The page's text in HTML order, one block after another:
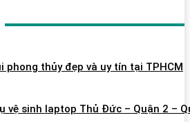
phong thủy đẹp và uy tín tại TPHCM
vệ sinh laptop Thủ Đức – Quận 2 –